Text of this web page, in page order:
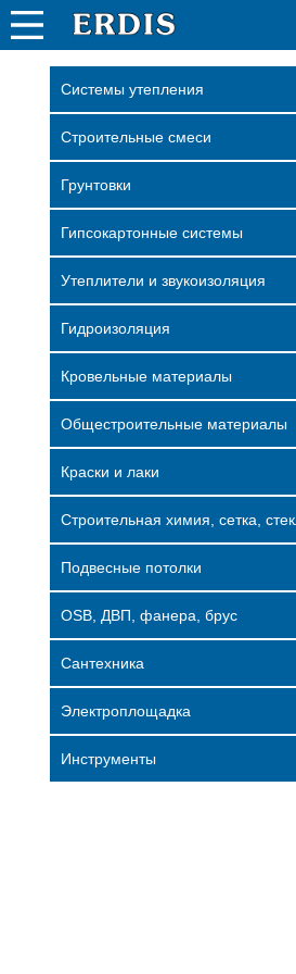
Системы утепления
Строительные смеси
Грунтовки
Гипсокартонные системы
Утеплители и звукоизоляция
Гидроизоляция
Кровельные материалы
Общестроительные материалы
Краски и лаки
Строительная химия, сетка,
Подвесные потолки
OSB, ДВП, фанера, брус
Сантехника
Электроплощадка
Инструменты